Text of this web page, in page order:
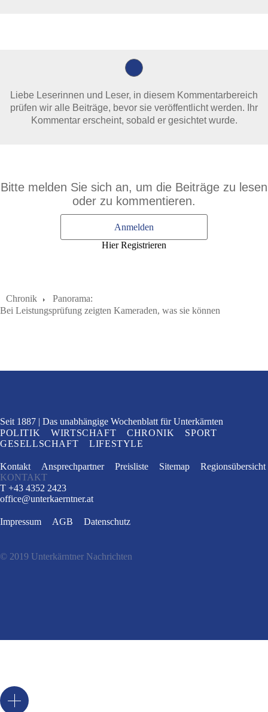
Liebe Leserinnen und Leser, in diesem Kommentarbereich
prüfen wir alle Beiträge, bevor sie veröffentlicht werden. Ihr
Kommentar erscheint, sobald er gesichtet wurde.
Bitte melden Sie sich an, um die Beiträge zu lesen
oder zu kommentieren.
Anmelden
Hier Registrieren
Chronik
Panorama:
Bei Leistungsprüfung zeigten Kameraden, was sie können
Seit 1887 Das unabhängige Wochenblatt für Unterkärnten
POLITIK
WIRTSCHAFT CHRONIK
SPORT
GESELLSCHAFT
LIFESTYLE
Kontakt Ansprechpartner Preisliste Sitemap
Regionsübersicht
KONTAKT
T +43 4352 2423
office@unterkaerntner.at
Impressum AGB Datenschutz
© 2019 Unterkärntner Nachrichten